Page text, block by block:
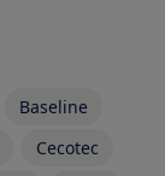
Baseline
Cecotec